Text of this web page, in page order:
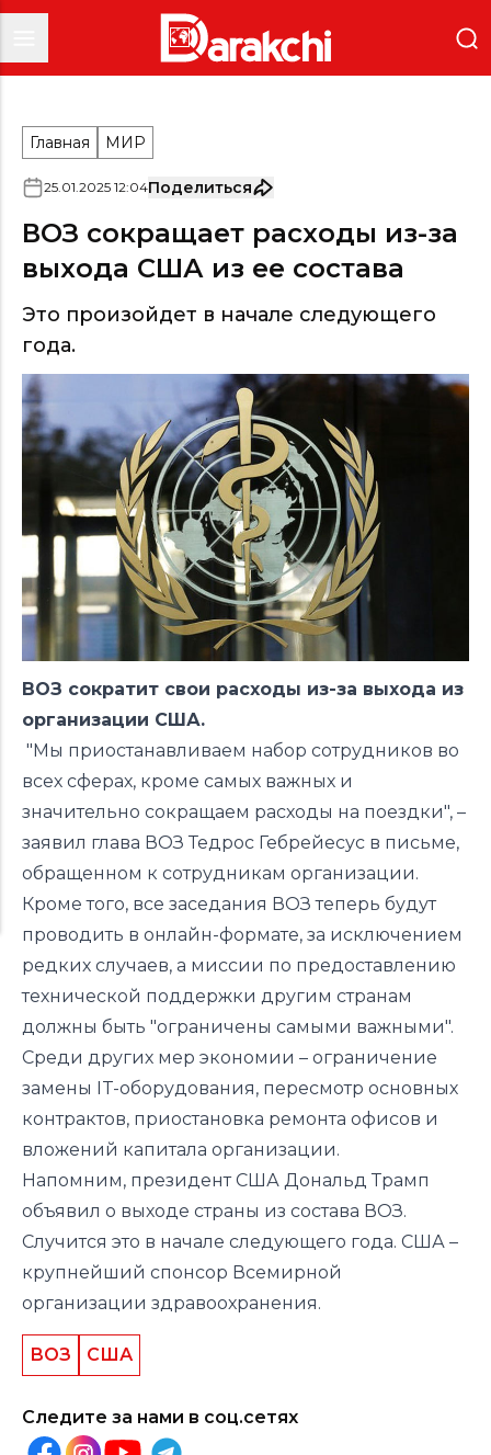
Главная МИР
25.01.2025 12:04Поделиться
ВОЗ сокращает расходы из-за
выхода США из ее состава
Это произойдет в начале следующего
года.
ВОЗ сократит свои расходы из-за выхода из
организации США.
"Мы приостанавливаем набор сотрудников во
всех сферах, кроме самых важных и
значительно сокращаем расходы на поездки", –
заявил глава ВОЗ Тедрос Гебрейесус в письме,
обращенном к сотрудникам организации.
Кроме того, все заседания ВОЗ теперь будут
проводить в онлайн-формате, за исключением
редких случаев, а миссии по предоставлению
технической поддержки другим странам
должны быть "ограничены самыми важными".
Среди других мер экономии – ограничение
замены IT-оборудования, пересмотр основных
контрактов, приостановка ремонта офисов и
вложений капитала организации.
Напомним, президент США Дональд Трамп
объявил о выходе страны из состава ВОЗ.
Случится это в начале следующего года. США –
крупнейший спонсор Всемирной
организации здравоохранения.
ВОЗ США
Следите за нами в соц.сетях